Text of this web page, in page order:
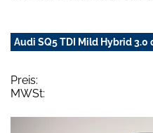
Audi SQ5 TDI Mild Hybrid 3.0
Preis:
MWSt: